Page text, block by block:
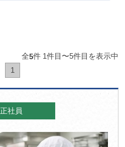
全5件 1件目〜5件目を表示中
1
正社員